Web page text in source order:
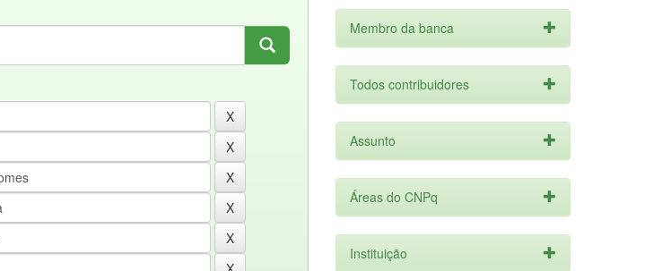
Membro da banca
Todos contribuidores
Assunto
Áreas do CNPq
Instituição